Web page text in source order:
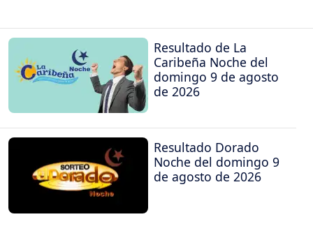
Resultado de La
Caribeña Noche del
domingo 9 de agosto
de 2026
Resultado Dorado
Noche del domingo 9
de agosto de 2026